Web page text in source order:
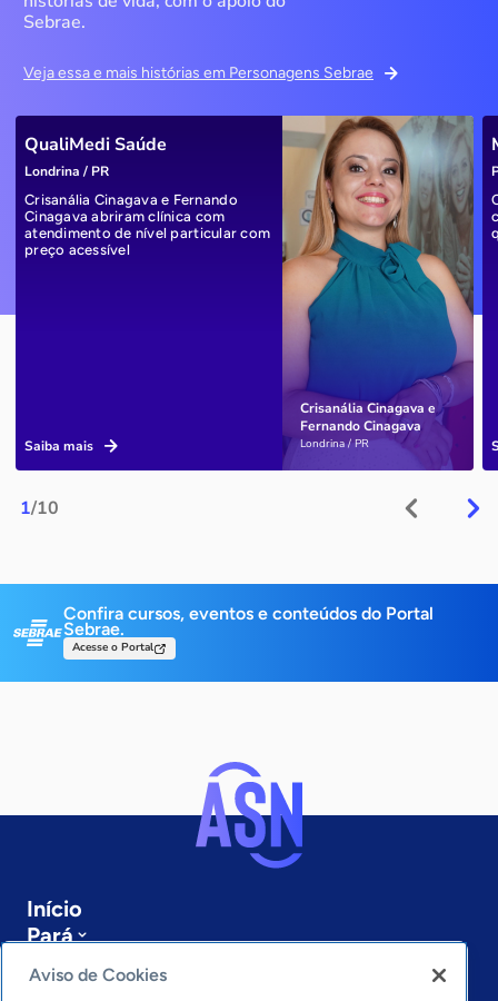
Sebrae.
Veja essa e mais histórias em Personagens Sebrae
1/10
Crisanália Cinagava e
Fernando Cinagava
Londrina / PR
QualiMedi Saúde
Londrina / PR
Crisanália Cinagava e Fernando
Cinagava abriram clínica com
atendimento de nível particular com
preço acessível
Saiba mais
Confira cursos, eventos e conteúdos do Portal
Sebrae.
Acesse o Portal
Início
Pará
Sobre a ASN
Últimas notícias
Aviso de Cookies